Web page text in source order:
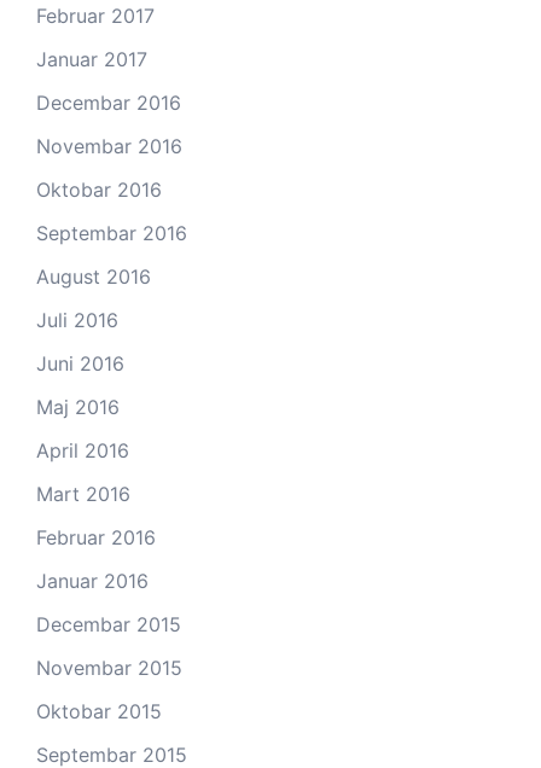
Februar 2017
Januar 2017
Decembar 2016
Novembar 2016
Oktobar 2016
Septembar 2016
August 2016
Juli 2016
Juni 2016
Maj 2016
April 2016
Mart 2016
Februar 2016
Januar 2016
Decembar 2015
Novembar 2015
Oktobar 2015
Septembar 2015